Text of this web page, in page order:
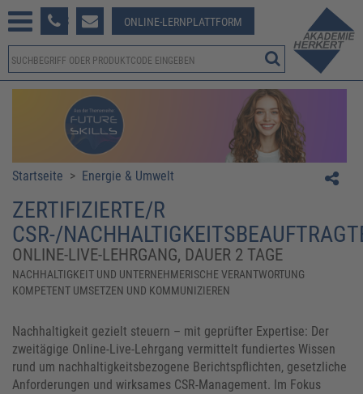
381-123 ONLINE-LERNPLATTFORM
Startseite > Energie & Umwelt
ZERTIFIZIERTE/R
CSR-/
ONLINE-LIVE-LEHRGANG, DAUER 2 TAGE
NACHHALTIGKEIT UND UNTERNEHMERISCHE VERANTWORTUNG
KOMPETENT UMSETZEN UND KOMMUNIZIEREN
Nachhaltigkeit gezielt steuern – mit geprüfter Expertise: Der
zweitägige Online-Live-Lehrgang vermittelt fundiertes Wissen
rund um nachhaltigkeitsbezogene Berichtspflichten, gesetzliche
Anforderungen und wirksames CSR-Management. Im Fokus